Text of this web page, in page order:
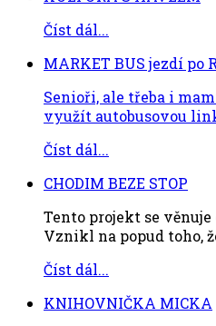
Číst dál...
MARKET BUS jezdí po
Senioři, ale třeba i
využít autobusovou
Číst dál...
CHODIM BEZE STOP
Tento projekt se
Vznikl na popud toho,
Číst dál...
KNIHOVNIČKA MICKA